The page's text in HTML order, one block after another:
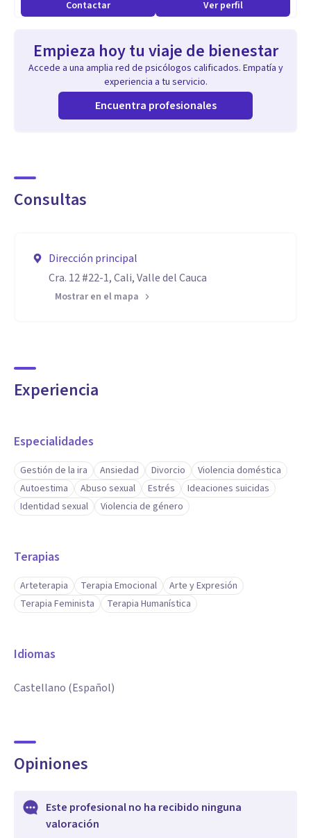
Contactar Ver perfil
Empieza hoy tu viaje de bienestar
Accede a una amplia red de psicólogos calificados. Empatía y
experiencia a tu servicio.
Encuentra profesionales
Consultas
Dirección principal
Cra. 12 #22-1, Cali, Valle del Cauca
Mostrar en el mapa
Experiencia
Especialidades
Gestión de la ira Ansiedad Divorcio
Violencia doméstica
Autoestima
Abuso sexual Estrés
Ideaciones suicidas
Identidad sexual
Violencia de género
Terapias
Arteterapia Terapia Emocional
Arte y Expresión
Terapia Feminista
Terapia Humanística
Idiomas
Castellano (Español)
Opiniones
Este profesional no ha recibido ninguna
valoración